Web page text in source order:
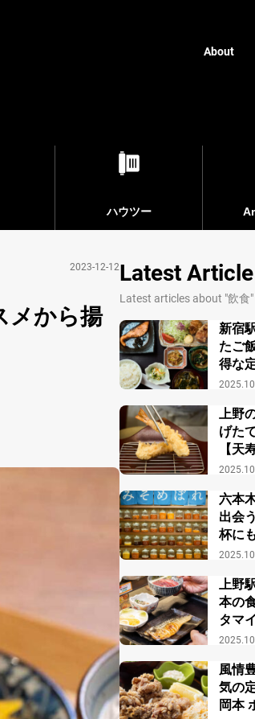
About
ハウツー
2023-12-12
メから揚
Latest Article
Latest articles about "飲食"
新宿
たご
得な
ルミ
上野
げた
【天
六本
出会
杯に
上野
本の
タマ
小町
風情
気の
岡本